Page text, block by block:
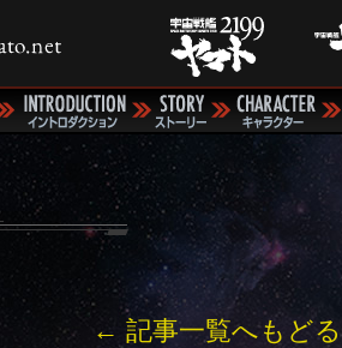
← 記事一覧へもどる